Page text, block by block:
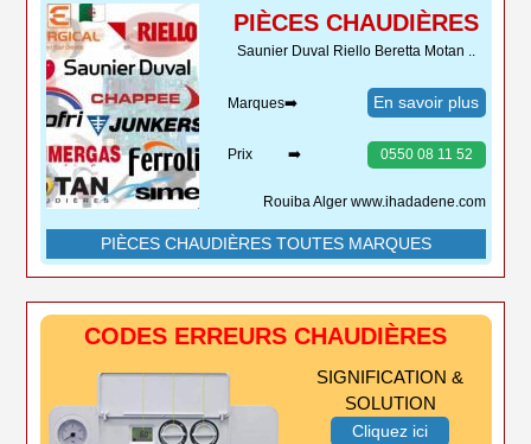
PIÈCES CHAUDIÈRES
Saunier Duval Riello Beretta Motan ..
Marques➡️ En savoir plus
Prix ➡️ 0550 08 11 52
Rouiba Alger www.ihadadene.com
PIÈCES CHAUDIÈRES TOUTES MARQUES
CODES ERREURS CHAUDIÈRES
SIGNIFICATION &
SOLUTION
Cliquez ici